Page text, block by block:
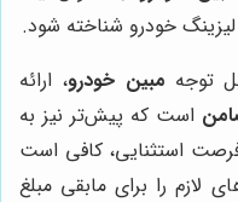
لیزینگ خودرو شناخته شود.
توجه مبین خودرو، ارائه
است که پیش‌تر نیز به
استثنایی، کافی است
لازم را برای مابقی مبلغ